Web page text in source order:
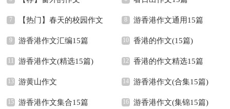
【热门】春天的校园作文 游香港作文通用15篇
游香港作文汇编15篇 香港的作文(15篇)
游香港作文(精选15篇) 香港的作文精选15篇
游黄山作文 游香港作文(合集15篇)
游香港作文集合15篇 游香港作文(集锦15篇)